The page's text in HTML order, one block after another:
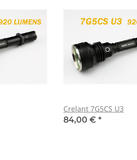
Crelant 7G5CS U3
84,00 € *